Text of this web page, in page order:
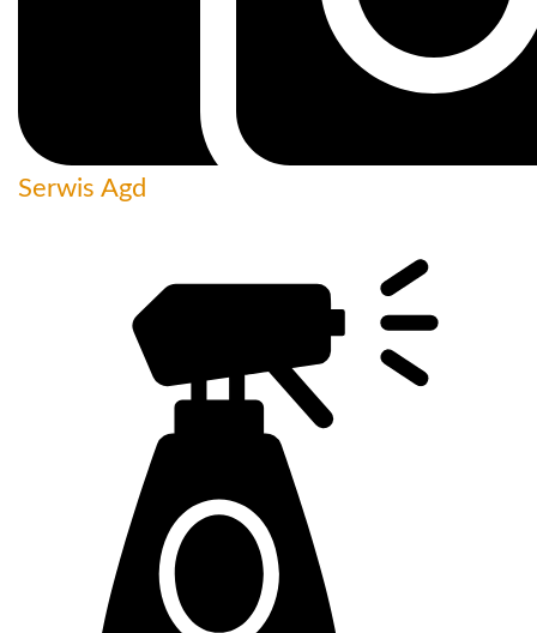
Serwis Agd